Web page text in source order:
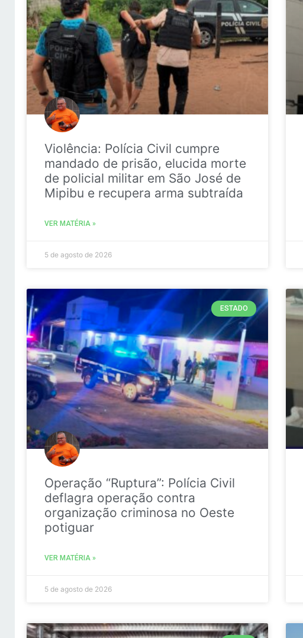
Violência: Polícia Civil cumpre
mandado de prisão, elucida morte
de policial militar em São José de
Mipibu e recupera arma subtraída
VER MATÉRIA »
5 de agosto de 2026
ESTADO
Operação “Ruptura”: Polícia Civil
deflagra operação contra
organização criminosa no Oeste
potiguar
VER MATÉRIA »
5 de agosto de 2026